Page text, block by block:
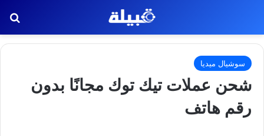
سوشيال ميديا
شحن عملات تيك توك مجانًا بدون
رقم هاتف